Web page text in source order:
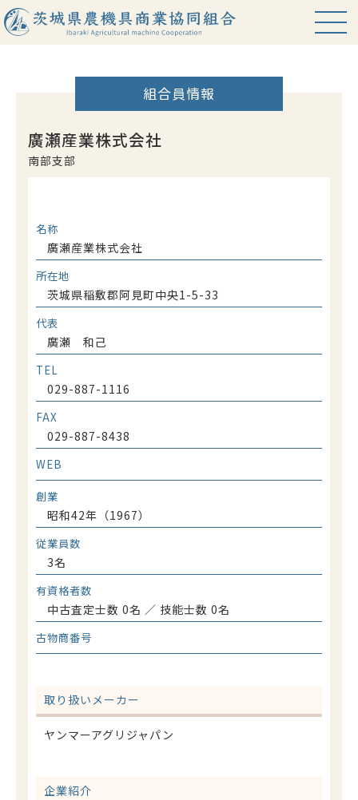
HOME
中古農機情報
アクセス
組合員情報
廣瀬産業株式会社
南部支部
名称
廣瀬産業株式会社
所在地
茨城県稲敷郡阿見町中央1-5-33
代表
廣瀬 和己
TEL
029-887-1116
FAX
029-887-8438
WEB
創業
昭和42年（1967）
従業員数
3名
有資格者数
中古査定士数 0名 ／ 技能士数 0名
古物商番号
取り扱いメーカー
ヤンマーアグリジャパン
企業紹介